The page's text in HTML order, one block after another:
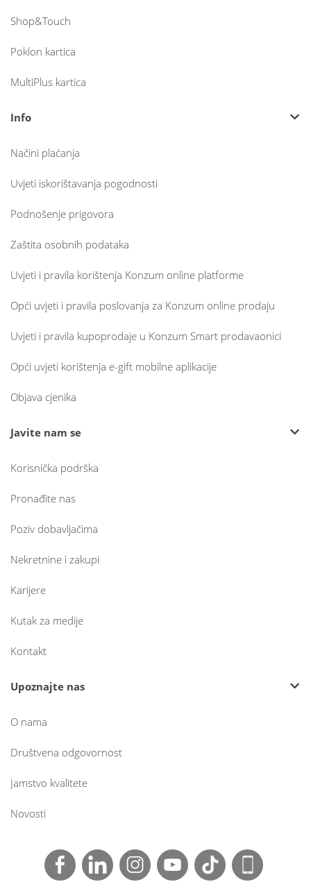
Shop&Touch
Poklon kartica
MultiPlus kartica
Info
Načini plaćanja
Uvjeti iskorištavanja pogodnosti
Podnošenje prigovora
Zaštita osobnih podataka
Uvjeti i pravila korištenja Konzum online platforme
Opći uvjeti i pravila poslovanja za Konzum online prodaju
Uvjeti i pravila kupoprodaje u Konzum Smart prodavaonici
Opći uvjeti korištenja e-gift mobilne aplikacije
Objava cjenika
Javite nam se
Korisnička podrška
Pronađite nas
Poziv dobavljačima
Nekretnine i zakupi
Karijere
Kutak za medije
Kontakt
Upoznajte nas
O nama
Društvena odgovornost
Jamstvo kvalitete
Novosti